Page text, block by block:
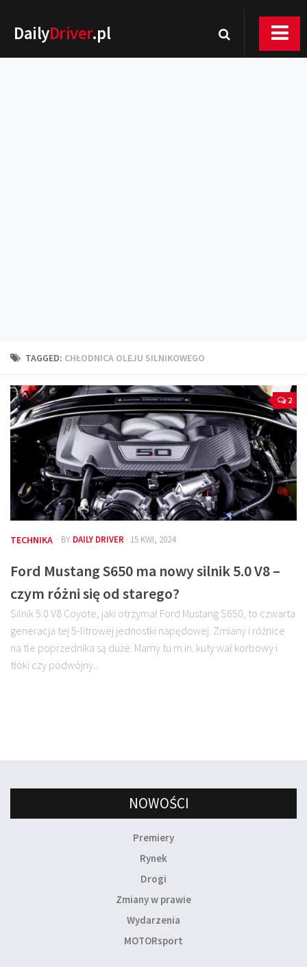
DailyDriver.pl
Technika jazdy
Kalkulatory
Przelicznik mocy
Auto z niemiec
Galerie
TAGGED: CHŁODNICA OLEJU SILNIKOWEGO
2
TECHNIKA · BY DAILY DRIVER · 15 KWI, 2024
Ford Mustang S650 ma nowy silnik 5.0 V8 –
czym różni się od starego?
Silnik 5.0 V8 Coyote, jaki otrzymał Ford Mustang S650, to czwarta
generacja tej 5-litrowej jednostki napędowej. Zmiany i różnice
na tle poprzednika są duże. Mamy tu m.in. kuty wał korbowy i
tłoki czy podwójny...
NOWOŚCI
Premiery
Rynek
Drogi
Zmiany w prawie
Wydarzenia
MOTORsport